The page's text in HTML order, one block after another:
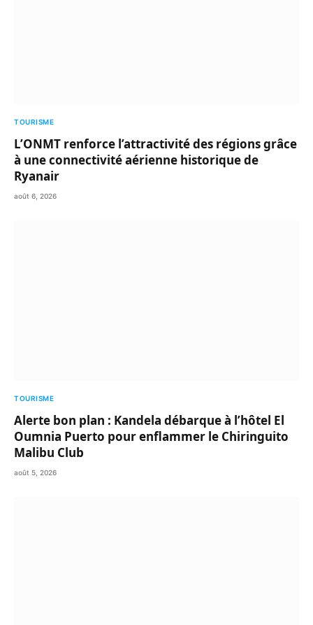
TOURISME
L’ONMT renforce l’attractivité des régions grâce
à une connectivité aérienne historique de
Ryanair
août 6, 2026
TOURISME
Alerte bon plan : Kandela débarque à l’hôtel El
Oumnia Puerto pour enflammer le Chiringuito
Malibu Club
août 5, 2026